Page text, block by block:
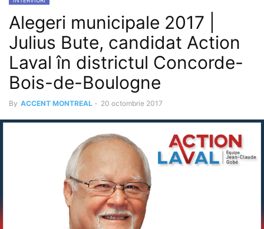
Alegeri municipale 2017 |
Julius Bute, candidat Action
Laval în districtul Concorde-
Bois-de-Boulogne
By ACCENT MONTREAL - 20 octombrie 2017